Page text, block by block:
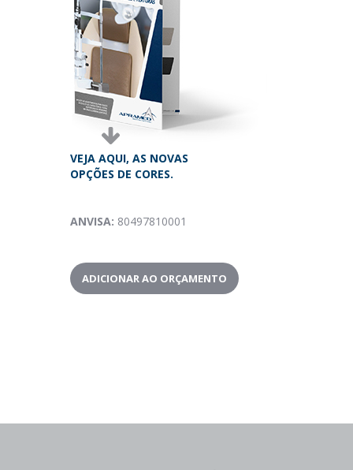
VEJA AQUI, AS NOVAS
OPÇÕES DE CORES.
ANVISA: 80497810001
ADICIONAR AO ORÇAMENTO